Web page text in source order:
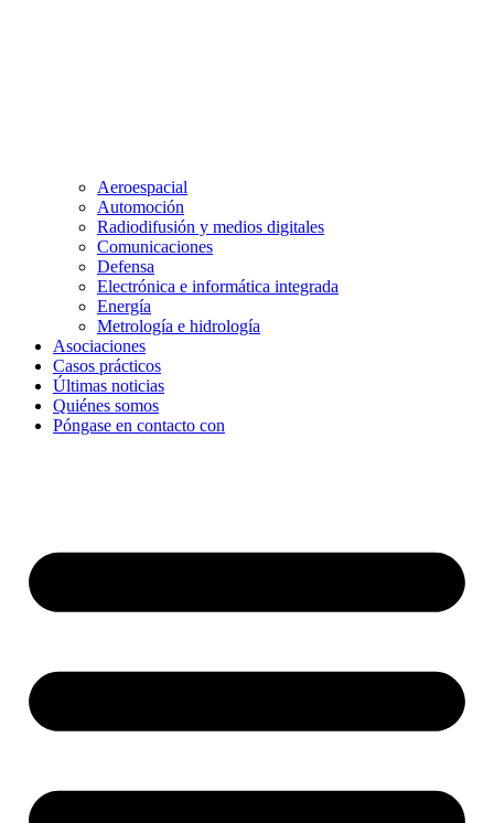
Aeroespacial
Automoción
Radiodifusión y medios digitales
Comunicaciones
Defensa
Electrónica e informática integrada
Energía
Metrología e hidrología
Asociaciones
Casos prácticos
Últimas noticias
Quiénes somos
Póngase en contacto con